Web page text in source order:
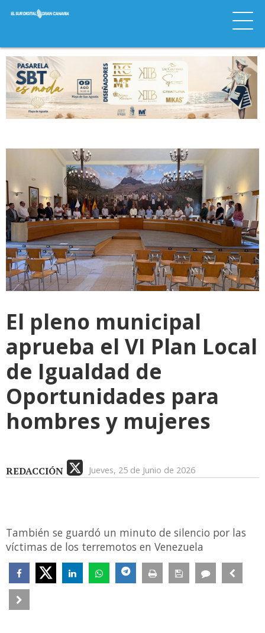
El pleno municipal
aprueba el VI Plan Local
de Igualdad de
Oportunidades para
hombres y mujeres
REDACCIÓN Jueves, 25 de Junio de 2026
También se guardó un minuto de silencio por las
víctimas de los terremotos en Venezuela